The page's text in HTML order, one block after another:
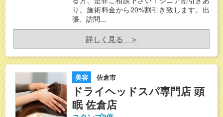
り。施術料金から20%割引き致します。出
張、訪問...
詳しく見る ＞
美容 佐倉市
ドライヘッドスパ専門店 頭
眠 佐倉店